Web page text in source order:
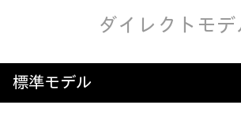
ダイレクトモデ
標準モデル